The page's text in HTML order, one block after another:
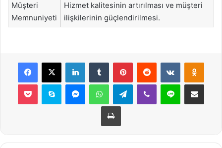
Müşteri
Memnuniyeti
Hizmet kalitesinin artırılması ve müşteri
ilişkilerinin güçlendirilmesi.
Facebook
X LinkedInTumblr PinterestReddit VKontakte
Pocket Skype MessengerWhatsAppTelegramViber Line E-Posta ile
Yazdır